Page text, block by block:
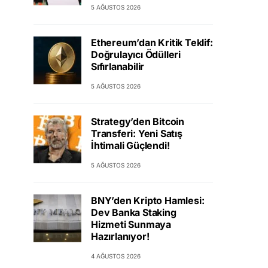
5 AĞUSTOS 2026
Ethereum’dan Kritik Teklif:
Doğrulayıcı Ödülleri
Sıfırlanabilir
5 AĞUSTOS 2026
Strategy’den Bitcoin
Transferi: Yeni Satış
İhtimali Güçlendi!
5 AĞUSTOS 2026
BNY’den Kripto Hamlesi:
Dev Banka Staking
Hizmeti Sunmaya
Hazırlanıyor!
4 AĞUSTOS 2026